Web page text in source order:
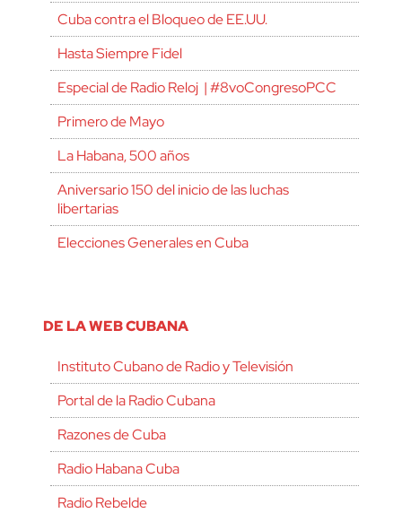
Cuba contra el Bloqueo de EE.UU.
Hasta Siempre Fidel
Especial de Radio Reloj | #8voCongresoPCC
Primero de Mayo
La Habana, 500 años
Aniversario 150 del inicio de las luchas
libertarias
Elecciones Generales en Cuba
DE LA WEB CUBANA
Instituto Cubano de Radio y Televisión
Portal de la Radio Cubana
Razones de Cuba
Radio Habana Cuba
Radio Rebelde